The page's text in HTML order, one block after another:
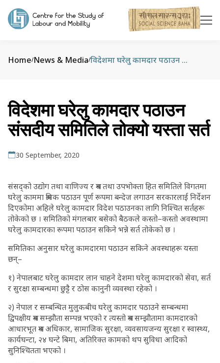
Home/News & Media/ विदेशमा घरेलु कामदार पठाउन संसदीय समितिले तोक्यो यस्ता सर्त
विदेशमा घरेलु कामदार पठाउन
संसदीय समितिले तोक्यो यस्ता सर्त
30 September, 2020
संसद्को उद्योग तथा वाणिज्य र श्रम तथा उपभोक्ता हित समितिले विगतमा
घरेलु काममा श्रमिक पठाउन पूर्ण रूपमा बन्देज लगाउन सरकारलाई निर्देशन
दिएकोमा अहिले घरेलु कामदार विदेश पठाउनका लागि निश्चित सर्तहरू
तोकेको छ । समितिको मंगलबार बसेको बैठकले कस्तो–कस्तो अवस्थामा
घरेलु कामदारका रूपमा पठाउन सकिने भन्ने सर्त तोकेको छ ।
समितिका अनुसार घरेलु कामदारमा पठाउन सकिने अवस्थाहरू यस्ता
छन्–
१) नेपालबाट घरेलु कामदार लान चाहने देशमा घरेलु कामदारको सेवा, सर्त
र सुरक्षा सम्बन्धमा छुट्टै र ठोस कानुनी व्यवस्था रहेको ।
२) नेपाल र सम्बन्धित मुलुकबीच घरेलु कामदार पठाउने सम्बन्धमा
द्विपक्षीय श्रम सम्झौता सम्पन्न भएको र त्यस्तो श्रम सम्झौतामा कामदारको
आधारभूत श्रम अधिकार, सामाजिक सुरक्षा, व्यवसायजन्य सुरक्षा र स्वास्थ्य,
कार्यघन्टा, २४ घन्टे बिमा, अतिरिक्त कामको थप सुविधा आदिको
सुनिश्चितता भएको ।